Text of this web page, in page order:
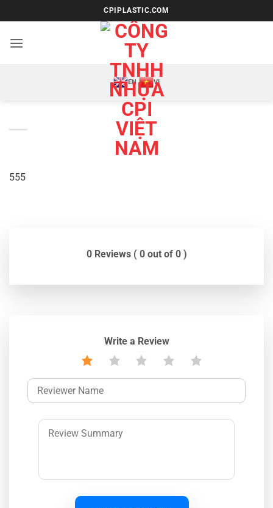
qua
nội
CPIPLASTIC.COM
EN VI
555
0 Reviews ( 0 out of 0 )
Write a Review